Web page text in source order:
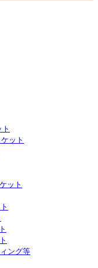
ット
ット
ング等